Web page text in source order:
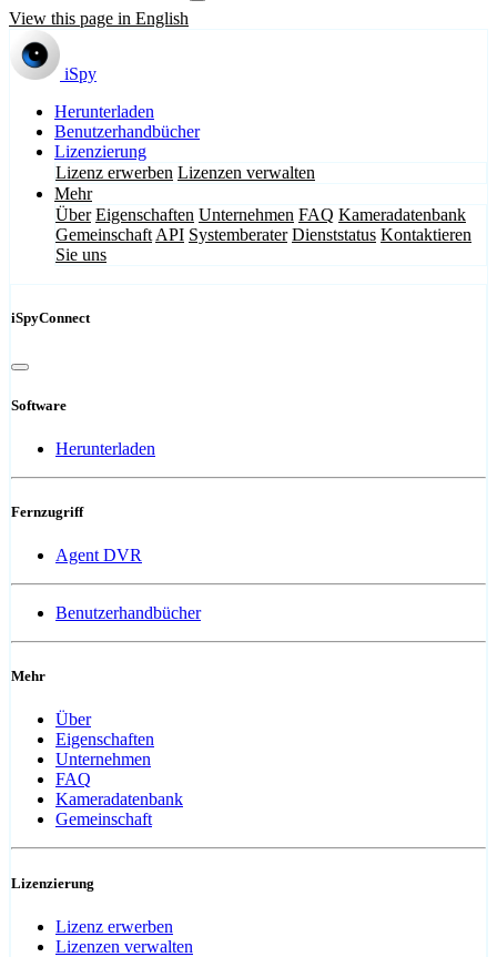
View this page in English
iSpy
Herunterladen
Benutzerhandbücher
Lizenzierung
Lizenz erwerben Lizenzen verwalten
Mehr
Über Eigenschaften Unternehmen FAQ Kameradatenbank
Gemeinschaft API Systemberater Dienststatus Kontaktieren
Sie uns
iSpyConnect
Software
Herunterladen
Fernzugriff
Agent DVR
Benutzerhandbücher
Mehr
Über
Eigenschaften
Unternehmen
FAQ
Kameradatenbank
Gemeinschaft
Lizenzierung
Lizenz erwerben
Lizenzen verwalten